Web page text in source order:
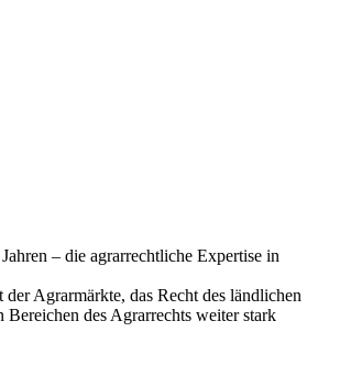
– die agrarrechtliche Expertise in
Agrarmärkte, das Recht des ländlichen
des Agrarrechts weiter stark